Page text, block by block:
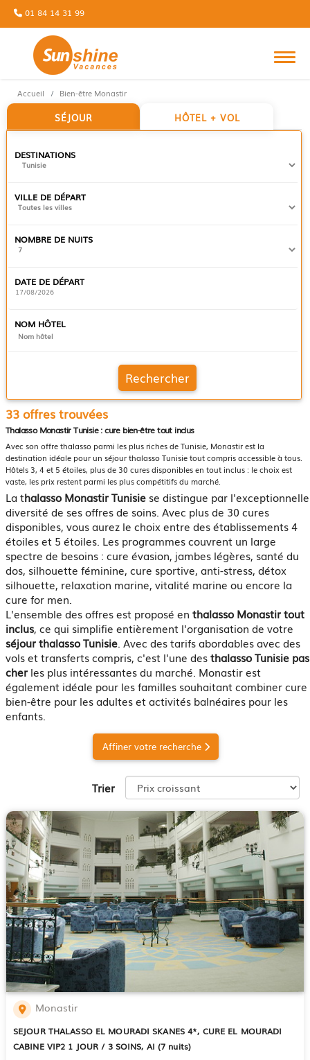
01 84 14 31 99
Accueil Bien-être Monastir
SÉJOUR HÔTEL + VOL
DESTINATIONS
VILLE DE DÉPART
NOMBRE DE NUITS
DATE DE DÉPART
NOM HÔTEL
Rechercher
33 offres trouvées
Thalasso Monastir Tunisie : cure bien-être tout inclus
Avec son offre thalasso parmi les plus riches de Tunisie, Monastir est la
destination idéale pour un séjour thalasso Tunisie tout compris accessible à tous.
Hôtels 3, 4 et 5 étoiles, plus de 30 cures disponibles en tout inclus : le choix est
vaste, les prix restent parmi les plus compétitifs du marché.
La thalasso Monastir Tunisie se distingue par l'exceptionnelle
diversité de ses offres de soins. Avec plus de 30 cures
disponibles, vous aurez le choix entre des établissements 4
étoiles et 5 étoiles. Les programmes couvrent un large
spectre de besoins : cure évasion, jambes légères, santé du
dos, silhouette féminine, cure sportive, anti-stress, détox
silhouette, relaxation marine, vitalité marine ou encore la
cure for men.
L'ensemble des offres est proposé en thalasso Monastir tout
inclus, ce qui simplifie entièrement l'organisation de votre
séjour thalasso Tunisie. Avec des tarifs abordables avec des
vols et transferts compris, c'est l'une desthalasso Tunisie pas
cher les plus intéressantes du marché. Monastir est
également idéale pour les familles souhaitant combiner cure
bien-être pour les adultes et activités balnéaires pour les
enfants.
Affiner votre recherche
Trier
Monastir
SEJOUR THALASSO EL MOURADI SKANES 4*, CURE EL MOURADI
CABINE VIP2 1 JOUR / 3 SOINS, AI (7 nuits)